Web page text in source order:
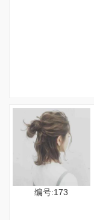
编号:173